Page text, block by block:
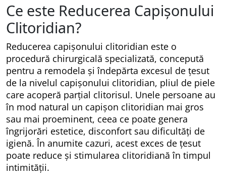
Ce este Reducerea Capișonului
Clitoridian?
Reducerea capișonului clitoridian este o
procedură chirurgicală specializată, concepută
pentru a remodela și îndepărta excesul de țesut
de la nivelul capișonului clitoridian, pliul de piele
care acoperă parțial clitorisul. Unele persoane au
în mod natural un capișon clitoridian mai gros
sau mai proeminent, ceea ce poate genera
îngrijorări estetice, disconfort sau dificultăți de
igienă. În anumite cazuri, acest exces de țesut
poate reduce și stimularea clitoridiană în timpul
intimității.